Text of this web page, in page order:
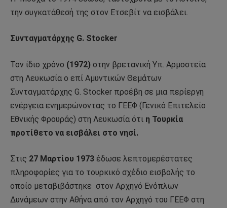
την συγκατάθεσή της στον Ετσεβίτ να εισβάλει.
Συνταγματάρχης G. Stocker
Τον ίδιο χρόνο (1972) στην βρετανική Υπ. Αρμοστεία
στη Λευκωσία ο επί Αμυντικών Θεμάτων
Συνταγματάρχης G. Stocker προέβη σε μια περίεργη
ενέργεια ενημερώνοντας το ΓΕΕΦ (Γενικό Επιτελείο
Εθνικής Φρουράς) στη Λευκωσία ότι η Τουρκία
προτίθετο να εισβάλει στο νησί.
Στις 27 Μαρτίου 1973 έδωσε λεπτομερέστατες
πληροφορίες για το τουρκικό σχέδιο εισβολής το
οποίο μεταβιβάστηκε στον Αρχηγό Ενόπλων
Δυνάμεων στην Αθήνα από τον Αρχηγό του ΓΕΕΦ στη